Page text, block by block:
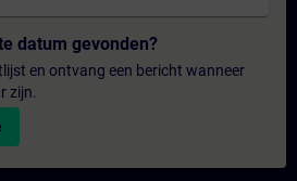
datum gevonden?
en ontvang een bericht wanneer
zijn.